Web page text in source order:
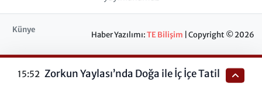
Künye Haber Yazılımı:TE Bilişim | Copyright © 2026
15:52 Zorkun Yaylası’nda Doğa ile İç İçe Tatil